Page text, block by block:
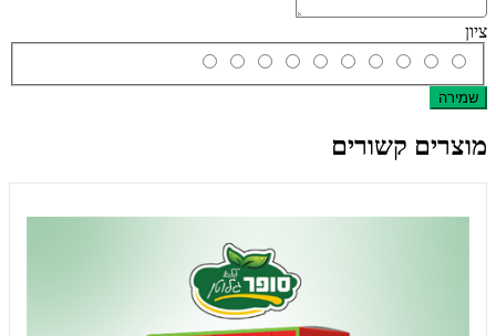
ציון
שמירה
מוצרים קשורים